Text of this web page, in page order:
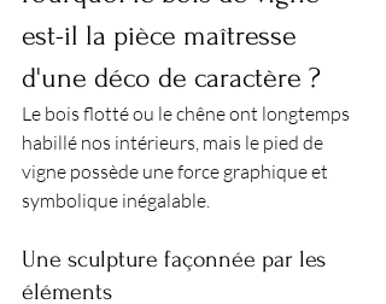
est-il la pièce maîtresse
d'une déco de caractère ?
Le bois flotté ou le chêne ont longtemps
habillé nos intérieurs, mais le pied de
vigne possède une force graphique et
symbolique inégalable.
Une sculpture façonnée par les
éléments